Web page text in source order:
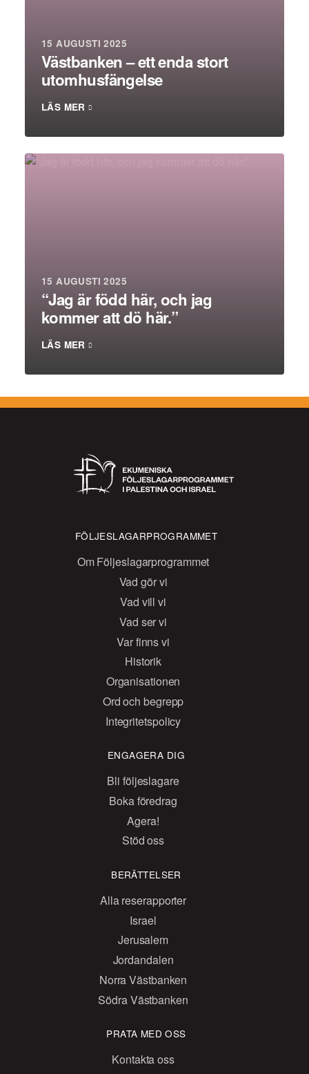
15 AUGUSTI 2025
Västbanken – ett enda stort
utomhusfängelse
LÄS MER
15 AUGUSTI 2025
“Jag är född här, och jag
kommer att dö här.”
LÄS MER
FÖLJESLAGARPROGRAMMET
Om Följeslagarprogrammet
Vad gör vi
Vad vill vi
Vad ser vi
Var finns vi
Historik
Organisationen
Ord och begrepp
Integritetspolicy
ENGAGERA DIG
Bli följeslagare
Boka föredrag
Agera!
Stöd oss
BERÄTTELSER
Alla reserapporter
Israel
Jerusalem
Jordandalen
Norra Västbanken
Södra Västbanken
PRATA MED OSS
Kontakta oss